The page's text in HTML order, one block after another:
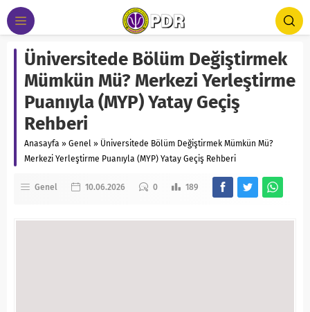
Üniversitede Bölüm Değiştirmek
Mümkün Mü? Merkezi Yerleştirme
Puanıyla (MYP) Yatay Geçiş
Rehberi
Anasayfa » Genel » Üniversitede Bölüm Değiştirmek Mümkün Mü?
Merkezi Yerleştirme Puanıyla (MYP) Yatay Geçiş Rehberi
Genel 10.06.2026 0 189